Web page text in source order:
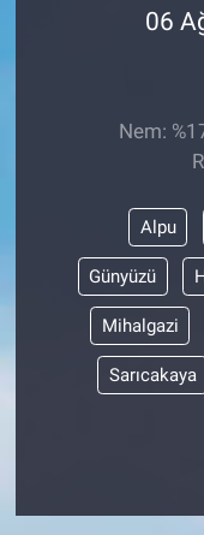
06
Nem:
Alpu
Günyüzü
Mihalgazi
Sarıcakaya